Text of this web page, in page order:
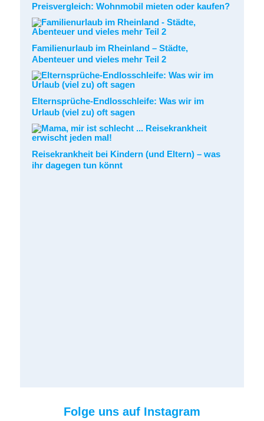
Preisvergleich: Wohnmobil mieten oder kaufen?
Familienurlaub im Rheinland – Städte,
Abenteuer und vieles mehr Teil 2
Elternsprüche-Endlosschleife: Was wir im
Urlaub (viel zu) oft sagen
Reisekrankheit bei Kindern (und Eltern) – was
ihr dagegen tun könnt
Folge uns auf Instagram